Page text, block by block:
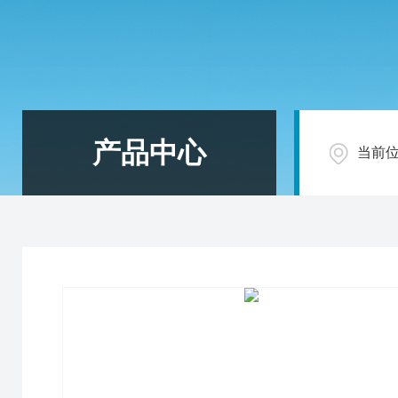
产品中心 当前